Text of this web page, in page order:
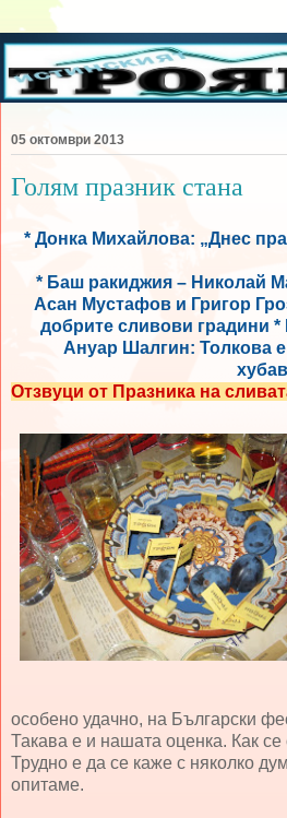
05 октомври 2013
Голям празник стана
* Донка Михайлова: „Днес
* Баш ракиджия – Николай
Асан Мустафов и Григор
добрите сливови градини
Ануар Шалгин: Толкова е
Отзвуци от Празника на
особено удачно, на Български
Такава е и нашата оценка. Как се
Трудно е да се каже с няколко
опитаме.